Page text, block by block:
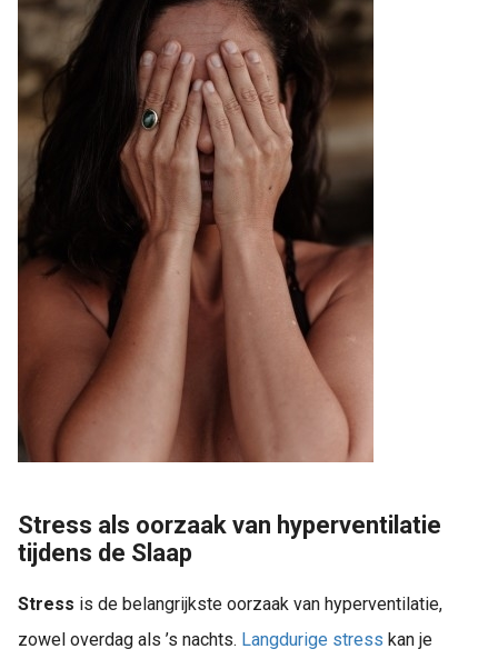
Stress als oorzaak van hyperventilatie
tijdens de Slaap
Stress is de belangrijkste oorzaak van hyperventilatie,
zowel overdag als ’s nachts. Langdurige stress kan je